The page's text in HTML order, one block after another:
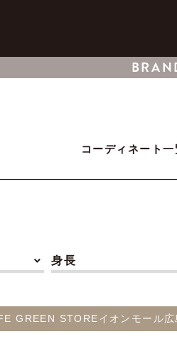
コーディネート一
身長
GREEN STOREイオンモール広